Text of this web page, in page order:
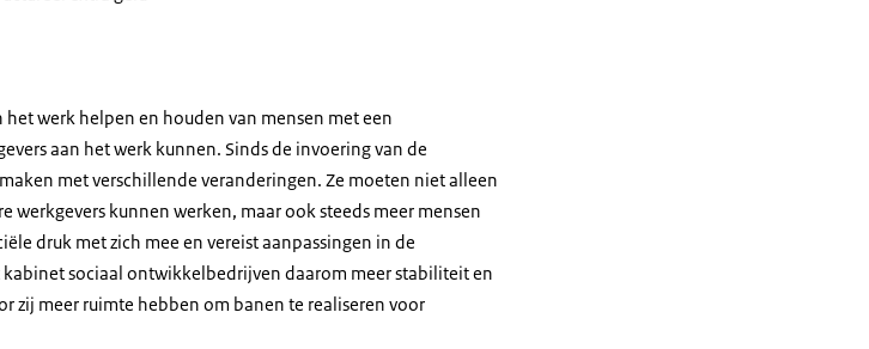
werk helpen en houden van mensen met een
aan het werk kunnen. Sinds de invoering van de
met verschillende veranderingen. Ze moeten niet alleen
kunnen werken, maar ook steeds meer mensen
druk met zich mee en vereist aanpassingen in de
sociaal ontwikkelbedrijven daarom meer stabiliteit en
meer ruimte hebben om banen te realiseren voor